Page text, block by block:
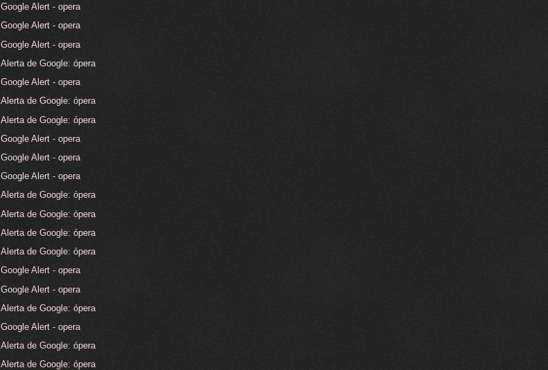
Google Alert - opera
Google Alert - opera
Google Alert - opera
Alerta de Google: ópera
Google Alert - opera
Alerta de Google: ópera
Alerta de Google: ópera
Google Alert - opera
Google Alert - opera
Google Alert - opera
Alerta de Google: ópera
Alerta de Google: ópera
Alerta de Google: ópera
Alerta de Google: ópera
Google Alert - opera
Google Alert - opera
Alerta de Google: ópera
Google Alert - opera
Alerta de Google: ópera
Alerta de Google: ópera